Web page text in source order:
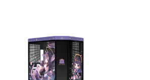
NT$7,870
款
式。
可